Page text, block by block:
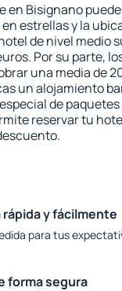
en Bisignano
estrellas y la
de nivel medio
Por su parte,
una media de
un alojamiento
de paquetes
reservar tu
rápida y fácilmente
para tus
forma segura